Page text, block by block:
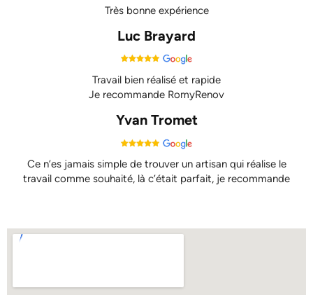
Très bonne expérience
Luc Brayard
Travail bien réalisé et rapide
Je recommande RomyRenov
Yvan Tromet
Ce n’es jamais simple de trouver un artisan qui réalise le
travail comme souhaité, là c’était parfait, je recommande